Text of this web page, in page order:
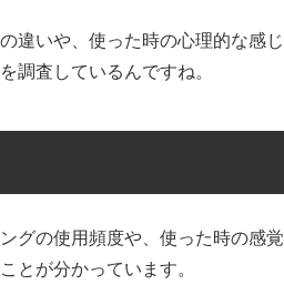
違いや、使った時の心理的な感じ
調査しているんですね。
グの使用頻度や、使った時の感覚
とが分かっています。